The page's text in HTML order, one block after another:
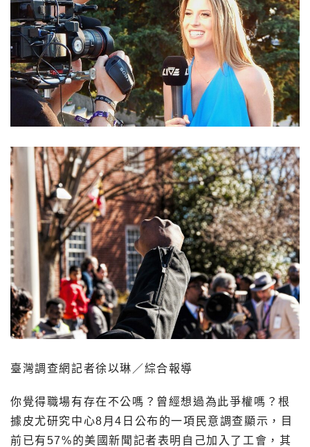
臺灣調查網記者徐以琳／綜合報導
你覺得職場有存在不公嗎？曾經想過為此爭權嗎？根
據皮尤研究中心8月4日公布的一項民意調查顯示，目
前已有57%的美國新聞記者表明自己加入了工會，其